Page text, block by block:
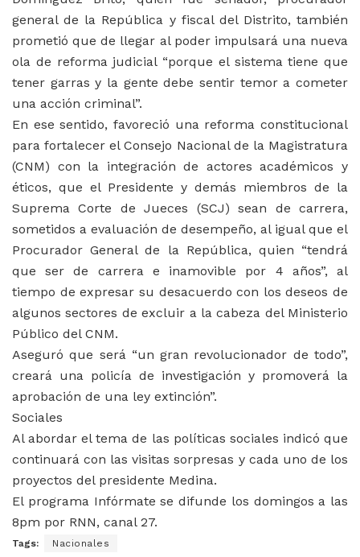
general de la República y fiscal del Distrito, también
prometió que de llegar al poder impulsará una nueva
ola de reforma judicial “porque el sistema tiene que
tener garras y la gente debe sentir temor a cometer
una acción criminal”.
En ese sentido, favoreció una reforma constitucional
para fortalecer el Consejo Nacional de la Magistratura
(CNM) con la integración de actores académicos y
éticos, que el Presidente y demás miembros de la
Suprema Corte de Jueces (SCJ) sean de carrera,
sometidos a evaluación de desempeño, al igual que el
Procurador General de la República, quien “tendrá
que ser de carrera e inamovible por 4 años”, al
tiempo de expresar su desacuerdo con los deseos de
algunos sectores de excluir a la cabeza del Ministerio
Público del CNM.
Aseguró que será “un gran revolucionador de todo”,
creará una policía de investigación y promoverá la
aprobación de una ley extinción”.
Sociales
Al abordar el tema de las políticas sociales indicó que
continuará con las visitas sorpresas y cada uno de los
proyectos del presidente Medina.
El programa Infórmate se difunde los domingos a las
8pm por RNN, canal 27.
Tags: Nacionales